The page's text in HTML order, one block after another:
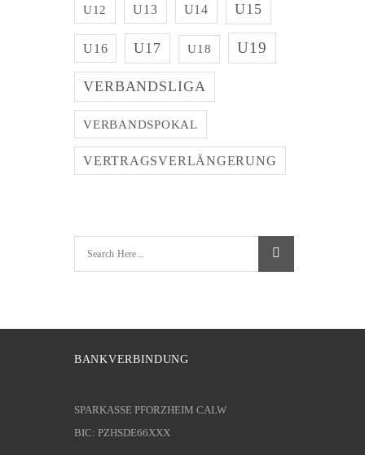
U12 U13 U14 U15
U16 U17 U18 U19
VERBANDSLIGA
VERBANDSPOKAL
VERTRAGSVERLÄNGERUNG
BANKVERBINDUNG
SPARKASSE PFORZHEIM CALW
BIC: PZHSDE66XXX